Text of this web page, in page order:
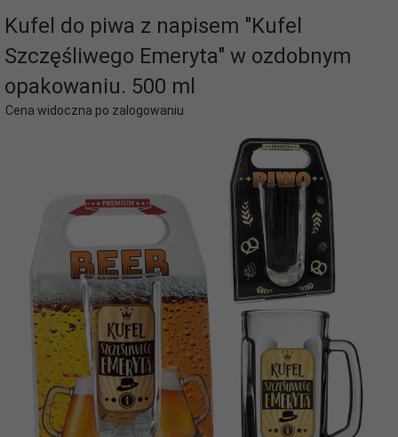
Kufel do piwa z napisem "Kufel
Szczęśliwego Emeryta" w ozdobnym
opakowaniu. 500 ml
Cena widoczna po zalogowaniu